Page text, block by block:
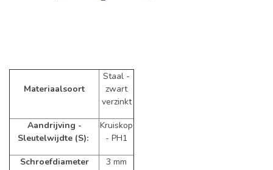
Materiaalsoort
Staal -
zwart
verzinkt
Aandrijving -
Sleutelwijdte (S):
Kruiskop
- PH1
Schroefdiameter 3 mm